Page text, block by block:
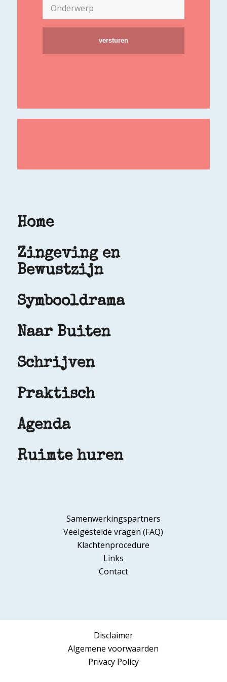
Onderwerp
Home
Zingeving en
Bewustzijn
Symbooldrama
Naar Buiten
Schrijven
Praktisch
Agenda
Ruimte huren
Samenwerkingspartners
Veelgestelde vragen (FAQ)
Klachtenprocedure
Links
Contact
Disclaimer
Algemene voorwaarden
Privacy Policy